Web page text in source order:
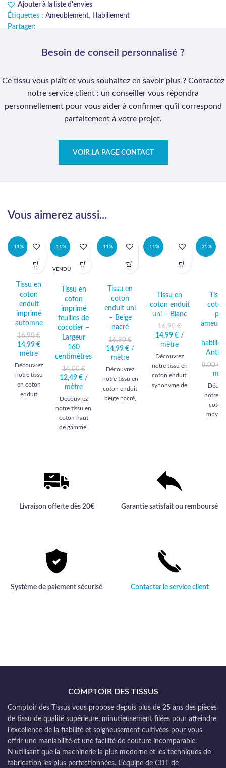
Ajouter à la liste d'envies
Étiquettes : Ameublement, Habillement
Partager:
Besoin de conseil personnalisé ?
Ce tissu vous plaît et vous souhaitez en savoir plus ? Contactez
notre service client : un conseiller vous répondra
personnellement pour vous aider à confirmer qu’il correspond
parfaitement à votre projet.
VOIR LA PAGE CONTACT
Vous aimerez aussi...
-11%
Tissu en
coton
enduit
imprimé
automne
16,90€
Le prix
initial
16,90 €.
14,99 €
actuel
14,99 €.
mètre
Découvrez
notre tissu
en coton
enduit
conçu pour
-11%
VENDU
Tissu en
coton
imprimé
feuilles de
cocotier –
Largeur
160
centimètres
14,00€
Le prix
initial était :
14,00 €.
12,49 € Le prix
actuel
/
mètre
Découvrez
notre tissu en
coton haut
de gamme,
sublimer
votre
élégance et
-11%
Tissu en
coton
enduit uni
– Beige
nacré
16,90€
Le prix
initial était :
16,90 €.
14,99 € Le prix
14,99 €.
/
mètre
Découvrez
notre tissu en
coton enduit
beige nacré,
chic et
-11%
Tissu en
coton enduit
uni – Blanc
16,90€
Le prix initial
était :
14,99 € Le prix
14,99 €.
/
mètre
Découvrez
notre tissu en
coton enduit,
synonyme de
pour sublimer
vos intérieurs.
-25%
8,00€
notre
coton
Livraison offerte dès 20€ Garantie satisfait ou remboursé
Système de paiement sécurisé Contacter le service client
COMPTOIR DES TISSUS
Comptoir des Tissus vous propose depuis plus de 25 ans des pièces
de tissu de qualité supérieure, minutieusement filées pour atteindre
l’excellence de la fiabilité et soigneusement cultivées pour vous
offrir une maniabilité et une facilité de couture incomparable.
N’utilisant que la machinerie la plus moderne et les techniques de
fabrication les plus perfectionnées. L’équipe de CDT de